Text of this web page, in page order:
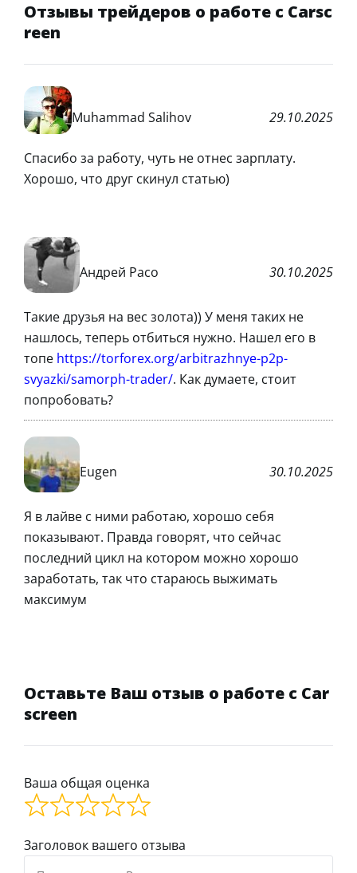
Отзывы трейдеров о работе с Carsc
reen
Muhammad Salihov 29.10.2025
Спасибо за работу, чуть не отнес зарплату.
Хорошо, что друг скинул статью)
Андрей Расо 30.10.2025
Такие друзья на вес золота)) У меня таких не
нашлось, теперь отбиться нужно. Нашел его в
топе https://torforex.org/arbitrazhnye-p2p-
svyazki/samorph-trader/. Как думаете, стоит
попробовать?
Eugen 30.10.2025
Я в лайве с ними работаю, хорошо себя
показывают. Правда говорят, что сейчас
последний цикл на котором можно хорошо
заработать, так что стараюсь выжимать
максимум
Оставьте Ваш отзыв о работе с Car
screen
Ваша общая оценка
Заголовок вашего отзыва